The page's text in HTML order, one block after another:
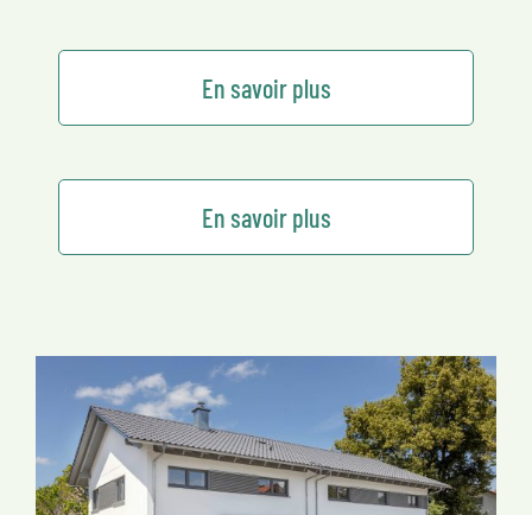
En savoir plus
En savoir plus